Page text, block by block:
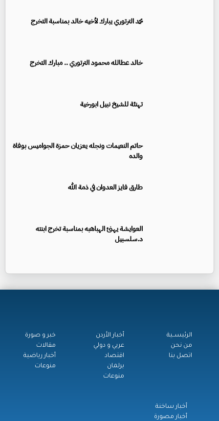
محمد الترتوري يبارك لأخيه خالد بمناسبة التخرج
خالد عطالله محمود الترتوري .. مبارك التخرج
تهنئة للشيخ نبيل ابورخية
حاتم النعيمات ونجله يعزيان حمزة الجواميس بوفاة
والده
طارق فايز العدوان في ذمة الله
العوايشة يهنئ الهباهبه بمناسبة تخرج ابنته
د.سلسبيل
الرئيســية
من نحن
اتصل بنا
أخبار الأردن
عربي و دولي
اقتصاد
برلمان
منوعات
خبر و صورة
مقالات
أخبار رياضية
منوعات
أخبار ساخنة
أخبار مصورة